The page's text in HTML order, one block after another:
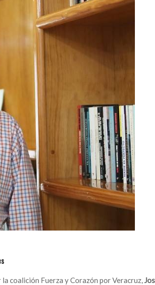
coalición Fuerza y Corazón por Veracruz,